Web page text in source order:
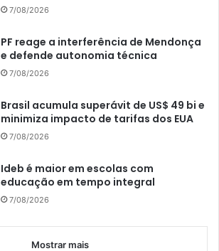
7/08/2026
PF reage a interferência de Mendonça
e defende autonomia técnica
7/08/2026
Brasil acumula superávit de US$ 49 bi e
minimiza impacto de tarifas dos EUA
7/08/2026
Ideb é maior em escolas com
educação em tempo integral
7/08/2026
Mostrar mais